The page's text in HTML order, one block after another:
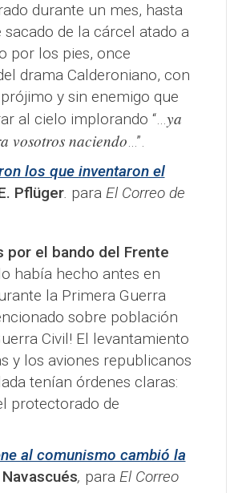
durante un mes, hasta
de la cárcel atado a
por los pies, once
drama Calderoniano, con
y sin enemigo que
al cielo implorando “…ya
vosotros naciendo…”.
los que inventaron el
Pflüger. para El Correo de
por el bando del Frente
había hecho antes en
la Primera Guerra
sobre población
Civil! El levantamiento
y los aviones republicanos
tenían órdenes claras:
protectorado de
al comunismo cambió la
, para El Correo